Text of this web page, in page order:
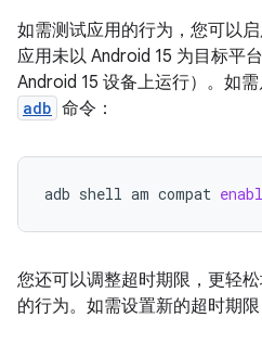
如需测试应用的行为，您可以
应用未以 Android 15 为目标平
Android 15 设备上运行）。如
adb 命令：
adb shell am compat
您还可以调整超时期限，更轻
的行为。如需设置新的超时期